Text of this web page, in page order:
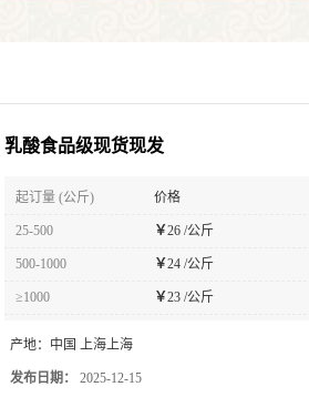
乳酸食品级现货现发
起订量 (公斤) 价格
25-500 ￥26 /公斤
500-1000 ￥24 /公斤
≥1000 ￥23 /公斤
产地： 中国 上海上海
发布日期： 2025-12-15